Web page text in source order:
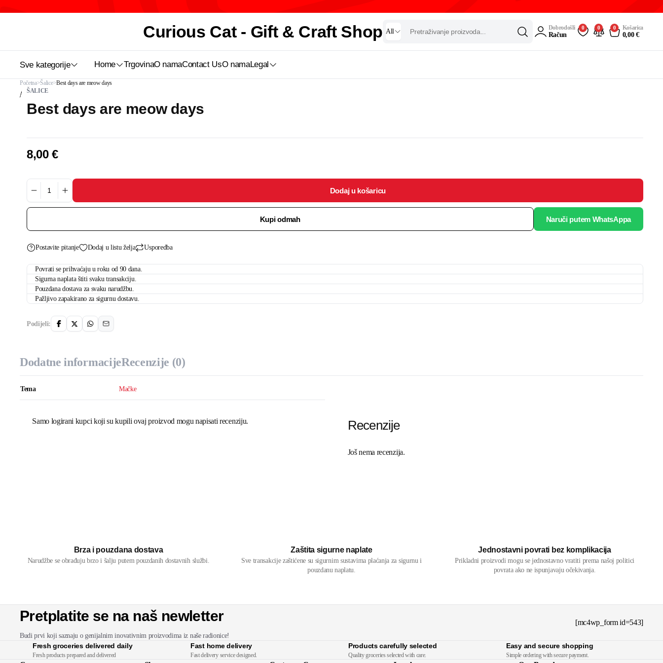
Curious Cat - Gift & Craft Shop All Dobrodošli
Račun
0 0 0 Košarica
0,00 €
Sve kategorije Home TrgovinaO namaContact UsO namaLegal
Početna Šalice Best days are meow days
ŠALICE
Best days are meow days
8,00 €
Best
days
are
meow
Dodaj u košaricu
Kupi odmah Naruči putem WhatsAppa
Postavite pitanje Dodaj u listu želja Usporedba
Povrati se prihvaćaju u roku od 90 dana.
Sigurna naplata štiti svaku transakciju.
Pouzdana dostava za svaku narudžbu.
Pažljivo zapakirano za sigurnu dostavu.
Podijeli:
Dodatne informacijeRecenzije (0)
Tema Mačke
Recenzije
Još nema recenzija.
Samo logirani kupci koji su kupili ovaj proizvod mogu napisati recenziju.
Brza i pouzdana dostava
Narudžbe se obrađuju brzo i šalju putem pouzdanih dostavnih službi.
Zaštita sigurne naplate
Sve transakcije zaštićene su sigurnim sustavima plaćanja za sigurnu i
pouzdanu naplatu.
Jednostavni povrati bez komplikacija
Prikladni proizvodi mogu se jednostavno vratiti prema našoj politici
povrata ako ne ispunjavaju očekivanja.
Pretplatite se na naš newletter
Budi prvi koji saznaju o genijalnim inovativnim proizvodima iz naše radionice!
[mc4wp_form id=543]
Fresh groceries delivered daily
Fresh products prepared and delivered
Fast home delivery
Fast delivery service designed.
Products carefully selected
Quality groceries selected with care.
Easy and secure shopping
Simple ordering with secure payment.